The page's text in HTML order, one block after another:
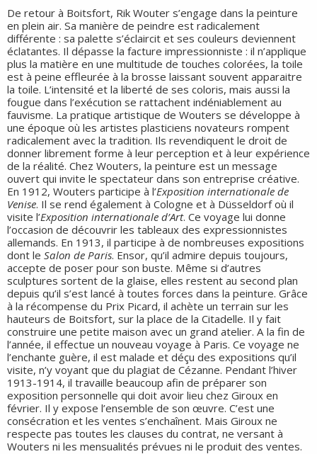
De retour à Boitsfort, Rik Wouter s’engage dans la peinture
en plein air. Sa manière de peindre est radicalement
différente : sa palette s’éclaircit et ses couleurs deviennent
éclatantes. Il dépasse la facture impressionniste : il n’applique
plus la matière en une multitude de touches colorées, la toile
est à peine effleurée à la brosse laissant souvent apparaitre
la toile. L’intensité et la liberté de ses coloris, mais aussi la
fougue dans l’exécution se rattachent indéniablement au
fauvisme. La pratique artistique de Wouters se développe à
une époque où les artistes plasticiens novateurs rompent
radicalement avec la tradition. Ils revendiquent le droit de
donner librement forme à leur perception et à leur expérience
de la réalité. Chez Wouters, la peinture est un message
ouvert qui invite le spectateur dans son entreprise créative.
En 1912, Wouters participe à l’Exposition internationale de
Venise. Il se rend également à Cologne et à Düsseldorf où il
visite l’Exposition internationale d’Art. Ce voyage lui donne
l’occasion de découvrir les tableaux des expressionnistes
allemands. En 1913, il participe à de nombreuses expositions
dont le Salon de Paris. Ensor, qu’il admire depuis toujours,
accepte de poser pour son buste. Même si d’autres
sculptures sortent de la glaise, elles restent au second plan
depuis qu’il s’est lancé à toutes forces dans la peinture. Grâce
à la récompense du Prix Picard, il achète un terrain sur les
hauteurs de Boitsfort, sur la place de la Citadelle. Il y fait
construire une petite maison avec un grand atelier. A la fin de
l’année, il effectue un nouveau voyage à Paris. Ce voyage ne
l’enchante guère, il est malade et déçu des expositions qu’il
visite, n’y voyant que du plagiat de Cézanne. Pendant l’hiver
1913-1914, il travaille beaucoup afin de préparer son
exposition personnelle qui doit avoir lieu chez Giroux en
février. Il y expose l’ensemble de son œuvre. C’est une
consécration et les ventes s’enchaînent. Mais Giroux ne
respecte pas toutes les clauses du contrat, ne versant à
Wouters ni les mensualités prévues ni le produit des ventes.